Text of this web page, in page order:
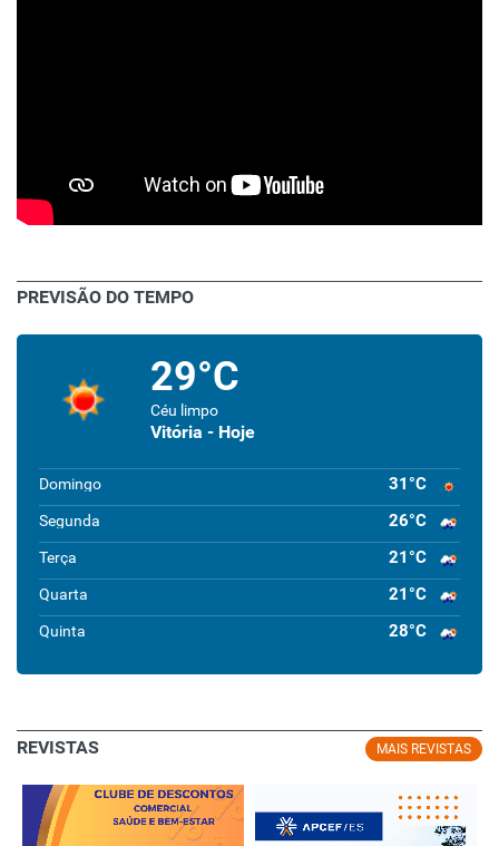
PREVISÃO DO TEMPO
29°C
Céu limpo
Vitória - Hoje
Domingo 31°C
Segunda 26°C
Terça 21°C
Quarta 21°C
Quinta 28°C
MAIS REVISTAS
REVISTAS